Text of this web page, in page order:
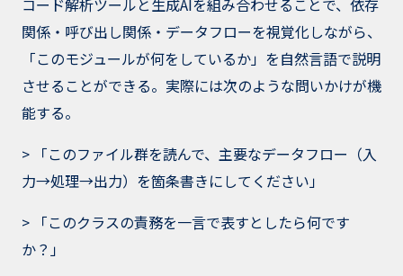
コード解析ツールと生成AIを組み合わせることで、依存
関係・呼び出し関係・データフローを視覚化しながら、
「このモジュールが何をしているか」を自然言語で説明
させることができる。実際には次のような問いかけが機
能する。
> 「このファイル群を読んで、主要なデータフロー（入
力→処理→出力）を箇条書きにしてください」
> 「このクラスの責務を一言で表すとしたら何です
か？」